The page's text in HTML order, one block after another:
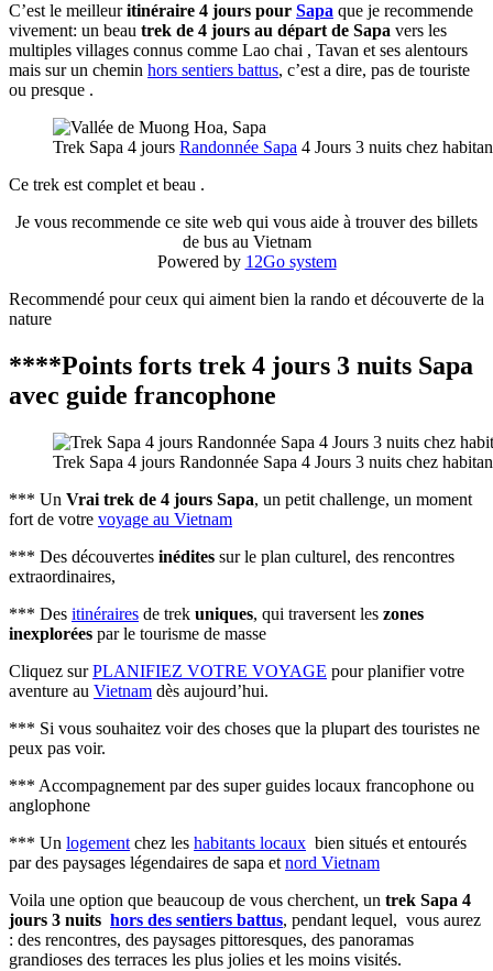
C’est le meilleuritinéraire 4 jours pour Sapa que je recommende
vivement: un beau trek de 4 jours au départ de Sapa vers les
multiples villages connus comme Lao chai , Tavan et ses alentours
mais sur un chemin hors sentiers battus, c’est a dire, pas de touriste
ou presque .
Trek Sapa 4 jours Randonnée Sapa 4 Jours 3 nuits chez
Ce trek est complet et beau .
Je vous recommende ce site web qui vous aide à trouver des billets
de bus au Vietnam
Powered by 12Go system
Recommendé pour ceux qui aiment bien la rando et découverte de la
nature
****Points forts trek 4 jours 3 nuits Sapa
avec guide francophone
Trek Sapa 4 jours Randonnée Sapa 4 Jours 3 nuits chez
*** Un Vrai trek de 4 jours Sapa, un petit challenge, un moment
fort de votre voyage au Vietnam
*** Des découvertes inédites sur le plan culturel, des rencontres
extraordinaires,
*** Des itinéraires de trek uniques, qui traversent les zones
inexplorées par le tourisme de masse
Cliquez surPLANIFIEZ VOTRE VOYAGE pour planifier votre
aventure au Vietnam dès aujourd’hui.
*** Si vous souhaitez voir des choses que la plupart des touristes ne
peux pas voir.
*** Accompagnement par des super guides locaux francophone ou
anglophone
*** Un logement chez les habitants locaux bien situés et entourés
par des paysages légendaires de sapa et nord Vietnam
Voila une option que beaucoup de vous cherchent, un trek Sapa 4
jours 3 nuits hors des sentiers battus, pendant lequel, vous aurez
: des rencontres, des paysages pittoresques, des panoramas
grandioses des terraces les plus jolies et les moins visités.